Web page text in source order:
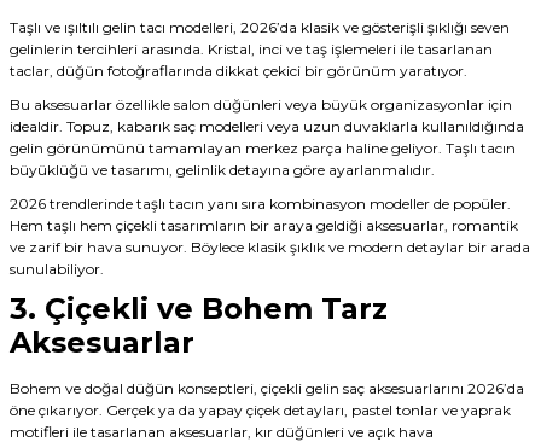
Taşlı ve ışıltılı gelin tacı modelleri, 2026’da klasik ve gösterişli şıklığı seven
gelinlerin tercihleri arasında. Kristal, inci ve taş işlemeleri ile tasarlanan
taclar, düğün fotoğraflarında dikkat çekici bir görünüm yaratıyor.
Bu aksesuarlar özellikle salon düğünleri veya büyük organizasyonlar için
idealdir. Topuz, kabarık saç modelleri veya uzun duvaklarla kullanıldığında
gelin görünümünü tamamlayan merkez parça haline geliyor. Taşlı tacın
büyüklüğü ve tasarımı, gelinlik detayına göre ayarlanmalıdır.
2026 trendlerinde taşlı tacın yanı sıra kombinasyon modeller de popüler.
Hem taşlı hem çiçekli tasarımların bir araya geldiği aksesuarlar, romantik
ve zarif bir hava sunuyor. Böylece klasik şıklık ve modern detaylar bir arada
sunulabiliyor.
3. Çiçekli ve Bohem Tarz
Aksesuarlar
Bohem ve doğal düğün konseptleri, çiçekli gelin saç aksesuarlarını 2026’da
öne çıkarıyor. Gerçek ya da yapay çiçek detayları, pastel tonlar ve yaprak
motifleri ile tasarlanan aksesuarlar, kır düğünleri ve açık hava